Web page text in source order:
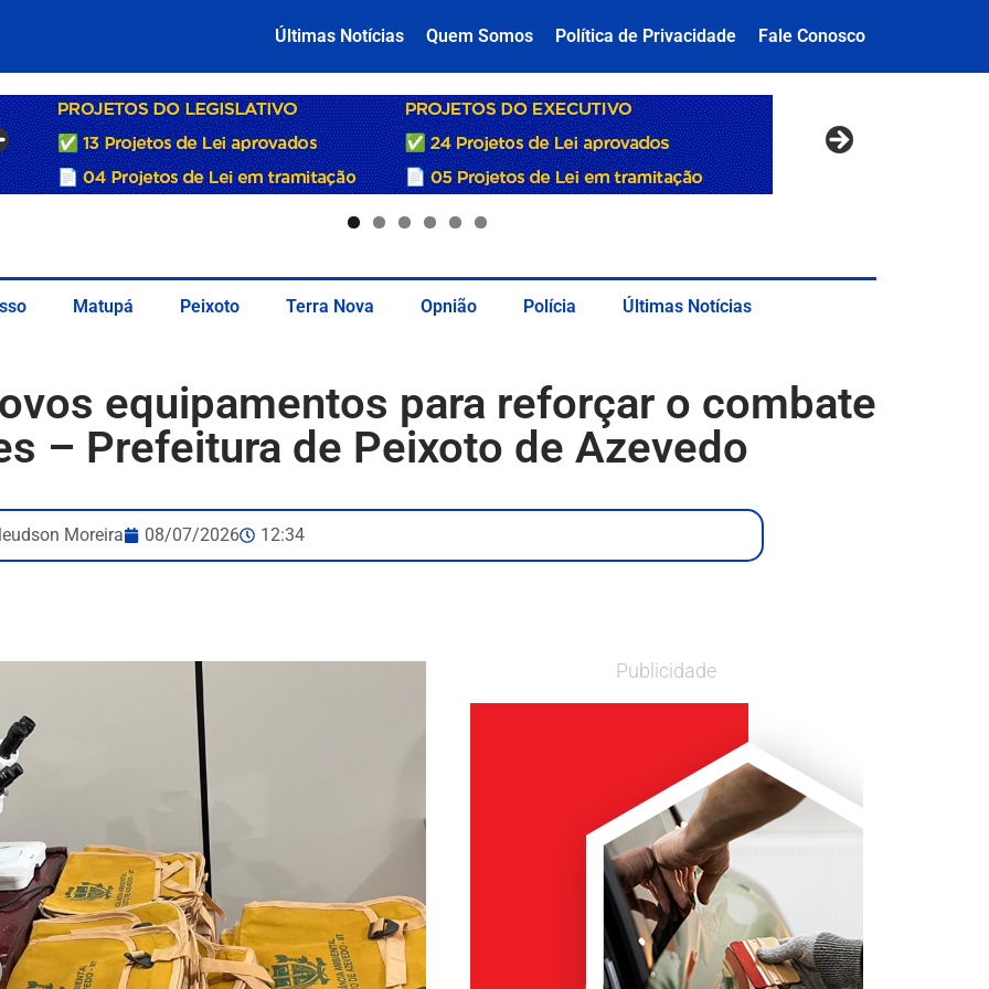
Últimas Notícias Quem Somos Política de Privacidade Fale Conosco
Matupá Peixoto Terra Nova Opnião Polícia Últimas Notícias
equipamentos para reforçar o combate
– Prefeitura de Peixoto de Azevedo
Moreira 08/07/2026 12:34
Publicidade